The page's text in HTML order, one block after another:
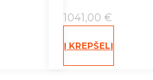
1041,00 €
Į KREPŠELĮ